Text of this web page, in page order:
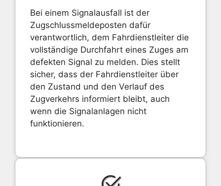
Bei einem Signalausfall ist der
Zugschlussmeldeposten dafür
verantwortlich, dem Fahrdienstleiter die
vollständige Durchfahrt eines Zuges am
defekten Signal zu melden. Dies stellt
sicher, dass der Fahrdienstleiter über
den Zustand und den Verlauf des
Zugverkehrs informiert bleibt, auch
wenn die Signalanlagen nicht
funktionieren.